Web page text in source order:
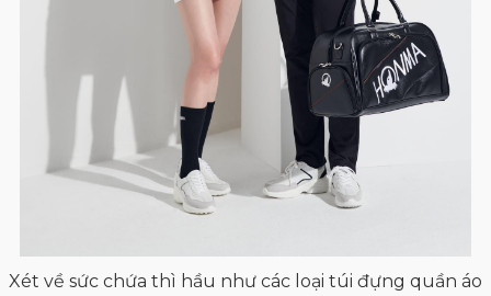
Xét về sức chứa thì hầu như các loại túi đựng quần áo